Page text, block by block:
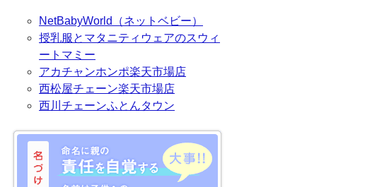
NetBabyWorld（ネットベビー）
授乳服とマタニティウェアのスウィ
ートマミー
アカチャンホンポ楽天市場店
西松屋チェーン楽天市場店
西川チェーンふとんタウン